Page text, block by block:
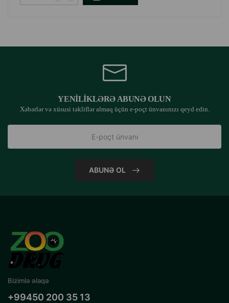
YENILIKLƏRƏ ABUNƏ OLUN
Xəbərlər və xüsusi təkliflər almaq üçün e-poçt ünvanınızı qeyd edin.
ABUNƏ OL
Bizimlə əlaqə
+99450 200 35 13